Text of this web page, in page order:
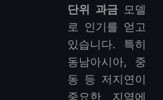
단위 과금모델
로 인기를 얻고
있습니다. 특히
동남아시아, 중
동 등 저지연이
중요한 지역에